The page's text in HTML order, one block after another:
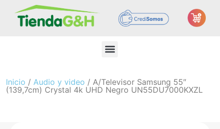
Inicio / Audio y video / A/Televisor Samsung 55″
(139,7cm) Crystal 4k UHD Negro UN55DU7000KXZL